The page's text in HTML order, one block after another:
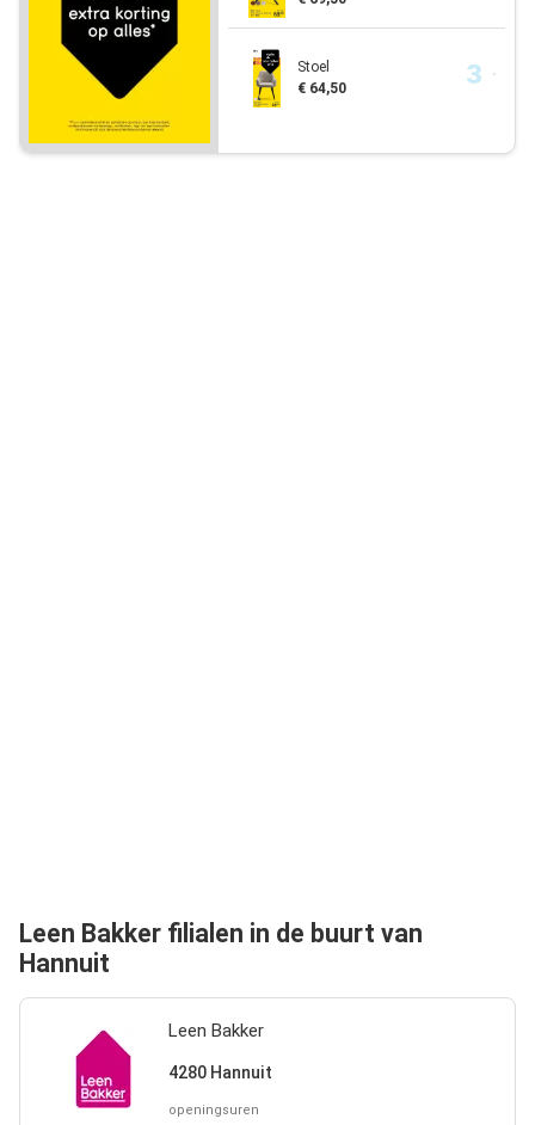
Stoel
€ 64,50
Leen Bakker filialen in de buurt van
Hannuit
Leen Bakker
4280 Hannuit
openingsuren